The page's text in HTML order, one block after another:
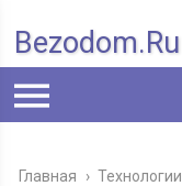
Bezodom.ru
Главная › Технологии